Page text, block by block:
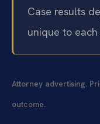
Case results
unique to each
Attorney advertising.
outcome.